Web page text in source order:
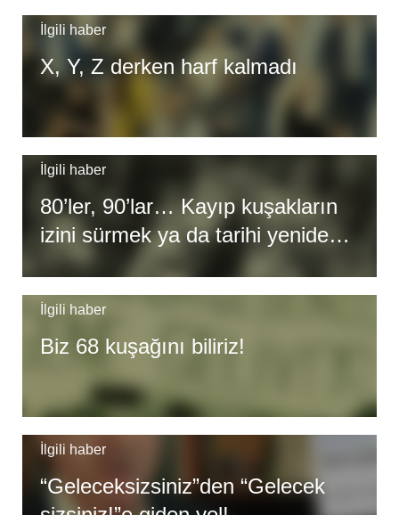
İlgili haber
X, Y, Z derken harf kalmadı
İlgili haber
80’ler, 90’lar… Kayıp kuşakların
izini sürmek ya da tarihi yeniden
okumak
İlgili haber
Biz 68 kuşağını biliriz!
İlgili haber
“Geleceksizsiniz”den “Gelecek